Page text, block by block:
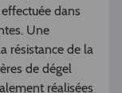
dans
Une
résistance de la
de dégel
réalisées